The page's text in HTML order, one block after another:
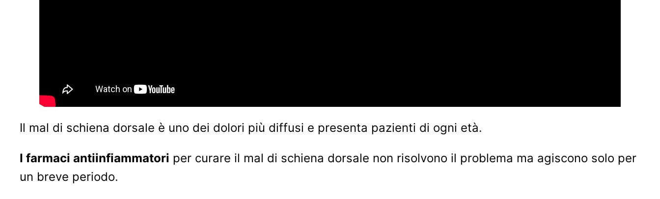
Il mal di schiena dorsale è uno dei dolori più diffusi e presenta pazienti di ogni età.
I farmaci antiinfiammatori per curare il mal di schiena dorsale non risolvono il problema ma agiscono solo per
un breve periodo.